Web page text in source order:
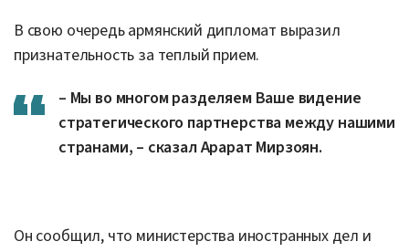
В свою очередь армянский дипломат выразил
признательность за теплый прием.
– Мы во многом разделяем Ваше видение
стратегического партнерства между нашими
странами, – сказал Арарат Мирзоян.
Он сообщил, что министерства иностранных дел и